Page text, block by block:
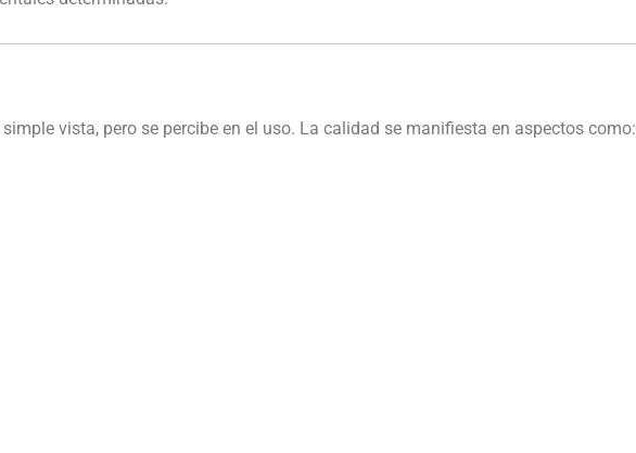
vista, pero se percibe en el uso. La calidad se manifiesta en aspectos como: